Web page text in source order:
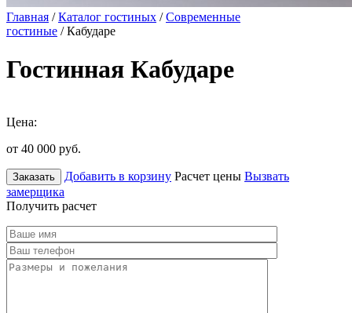
Главная /Каталог гостиных /Современные
гостиные / Кабударе
Гостинная Кабударе
Цена:
от 40 000 руб.
Заказать Добавить в корзину Расчет цены Вызвать
замерщика
Получить расчет